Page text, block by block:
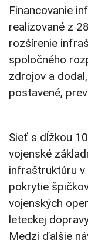
Financovanie
realizované z
rozšírenie
spoločného
zdrojov a
postavené,
Sieť s dĺžkou
vojenské
infraštruktúru v
pokrytie
vojenských
leteckej
Medzi ďalšie